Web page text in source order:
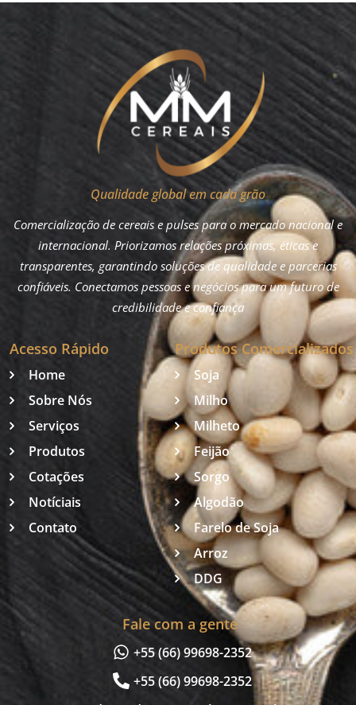
Qualidade global em cada grão
Comercialização de cereais e pulses para o mercado nacional e
internacional. Priorizamos relações próximas, éticas e
transparentes, garantindo soluções de qualidade e parcerias
confiáveis. Conectamos pessoas e negócios para um futuro de
credibilidade e confiança
Acesso Rápido
Home
Sobre Nós
Serviços
Produtos
Cotações
Notíciais
Contato
Produtos Comercializados
Soja
Milho
Milheto
Feijão
Sorgo
Algodão
Farelo de Soja
Arroz
DDG
Fale com a gente
+55 (66) 99698-2352
+55 (66) 99698-2352